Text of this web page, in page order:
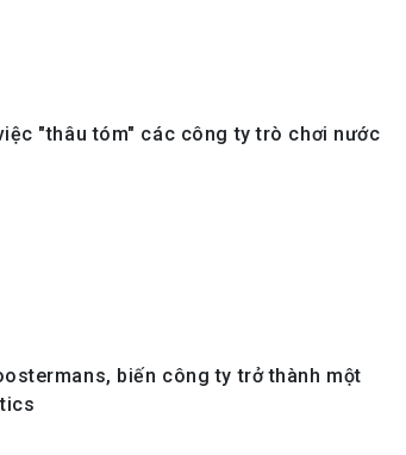
"thâu tóm" các công ty trò chơi nước
biến công ty trở thành một